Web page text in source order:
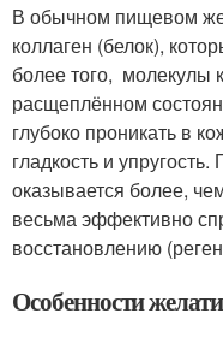
В обычном пищевом
коллаген (белок),
более того, молекулы
расщеплённом
глубоко проникать в
гладкость и
оказывается более,
весьма эффективно
восстановлению
Особенности